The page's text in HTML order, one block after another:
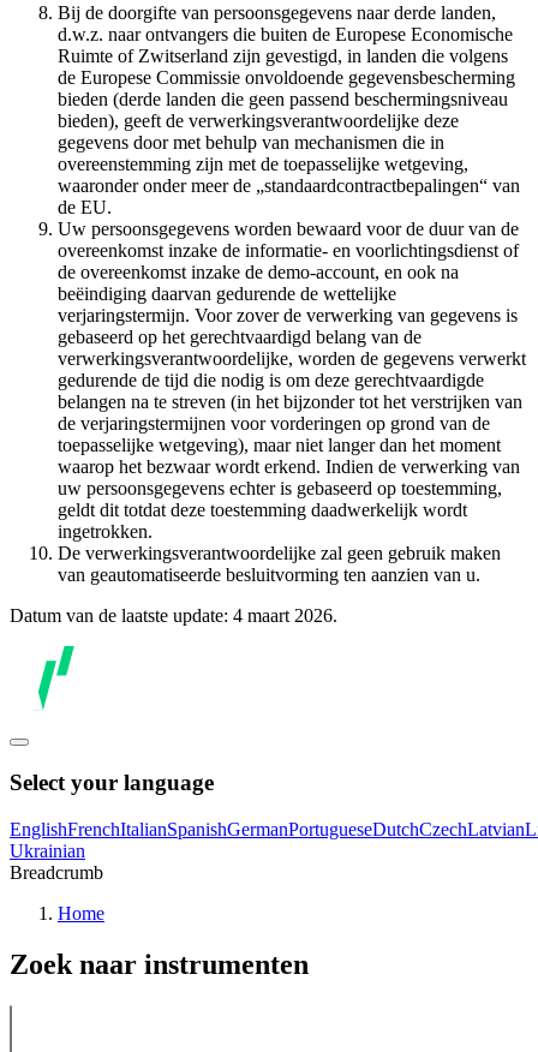
Bij de doorgifte van persoonsgegevens naar derde landen,
d.w.z. naar ontvangers die buiten de Europese Economische
Ruimte of Zwitserland zijn gevestigd, in landen die volgens
de Europese Commissie onvoldoende gegevensbescherming
bieden (derde landen die geen passend beschermingsniveau
bieden), geeft de verwerkingsverantwoordelijke deze
gegevens door met behulp van mechanismen die in
overeenstemming zijn met de toepasselijke wetgeving,
waaronder onder meer de „standaardcontractbepalingen“ van
de EU.
Uw persoonsgegevens worden bewaard voor de duur van de
overeenkomst inzake de informatie- en voorlichtingsdienst of
de overeenkomst inzake de demo-account, en ook na
beëindiging daarvan gedurende de wettelijke
verjaringstermijn. Voor zover de verwerking van gegevens is
gebaseerd op het gerechtvaardigd belang van de
verwerkingsverantwoordelijke, worden de gegevens verwerkt
gedurende de tijd die nodig is om deze gerechtvaardigde
belangen na te streven (in het bijzonder tot het verstrijken van
de verjaringstermijnen voor vorderingen op grond van de
toepasselijke wetgeving), maar niet langer dan het moment
waarop het bezwaar wordt erkend. Indien de verwerking van
uw persoonsgegevens echter is gebaseerd op toestemming,
geldt dit totdat deze toestemming daadwerkelijk wordt
ingetrokken.
De verwerkingsverantwoordelijke zal geen gebruik maken
van geautomatiseerde besluitvorming ten aanzien van u.
Datum van de laatste update: 4 maart 2026.
Select your language
EnglishFrenchItalianSpanishGermanPortugueseDutchCzechLatvian
Ukrainian
Breadcrumb
Home
Zoek naar instrumenten